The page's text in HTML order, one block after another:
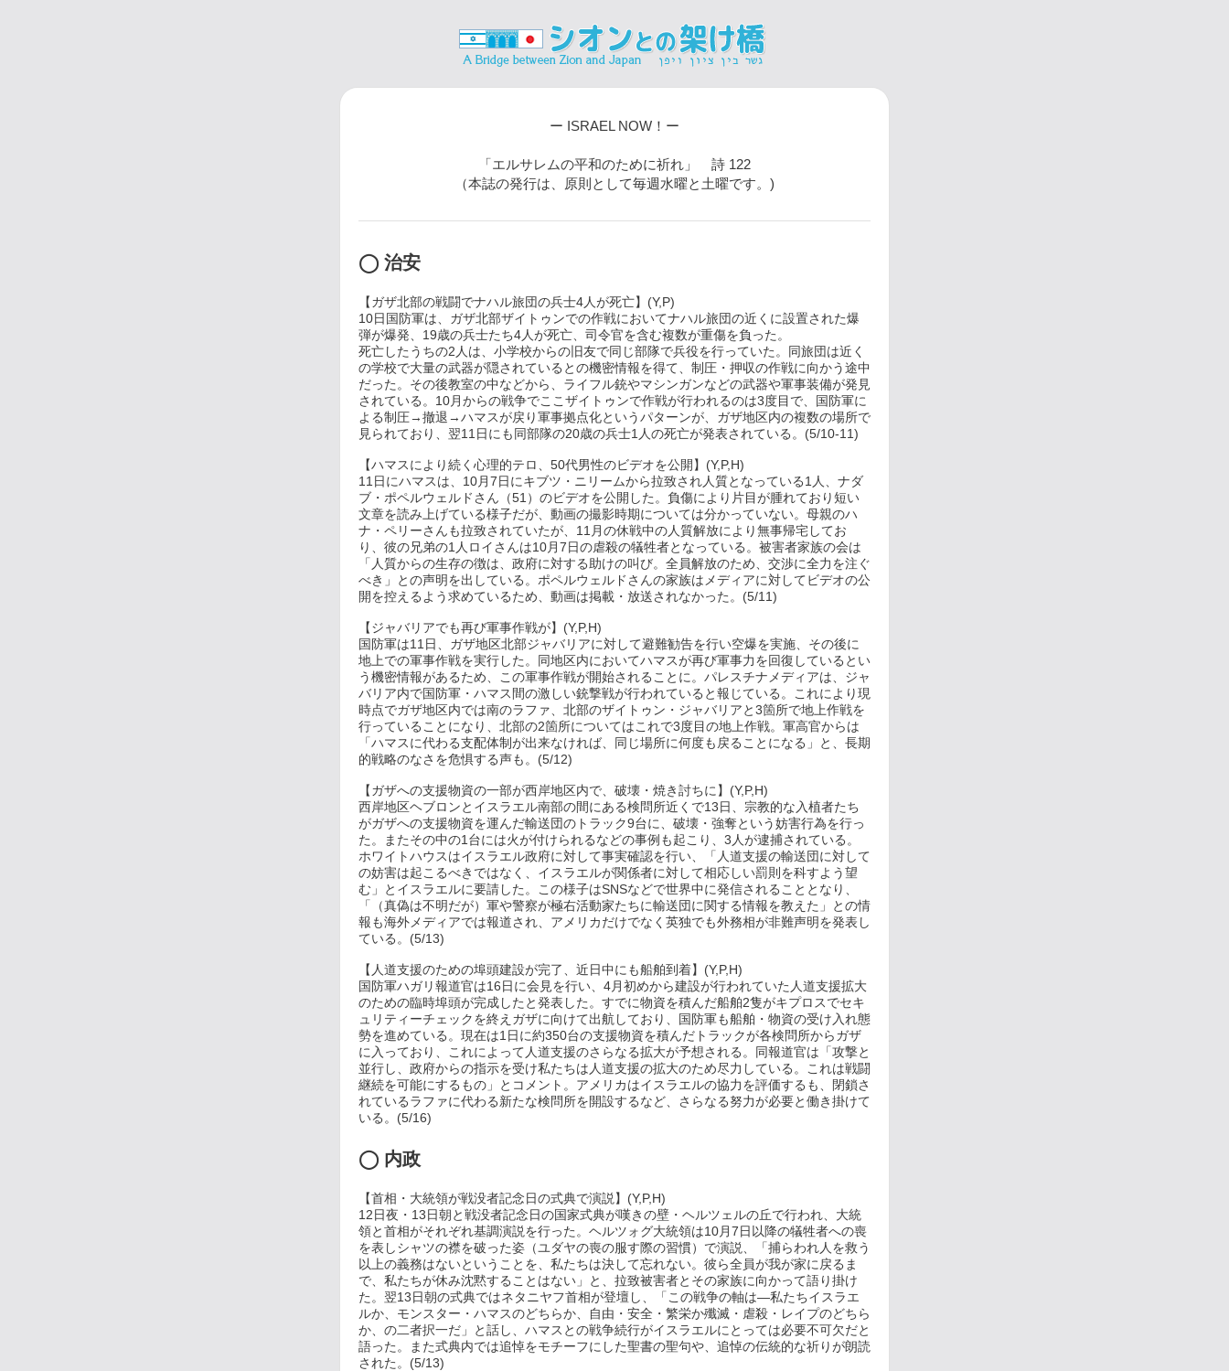
ー ISRAEL NOW！ー
「エルサレムの平和のために祈れ」 詩 122
（本誌の発行は、原則として毎週水曜と土曜です。)
◯ 治安
【ガザ北部の戦闘でナハル旅団の兵士4人が死亡】(Y,P)
10日国防軍は、ガザ北部ザイトゥンでの作戦においてナハル旅団の近くに設置された爆
弾が爆発、19歳の兵士たち4人が死亡、司令官を含む複数が重傷を負った。
死亡したうちの2人は、小学校からの旧友で同じ部隊で兵役を行っていた。同旅団は近く
の学校で大量の武器が隠されているとの機密情報を得て、制圧・押収の作戦に向かう途中
だった。その後教室の中などから、ライフル銃やマシンガンなどの武器や軍事装備が発見
されている。10月からの戦争でここザイトゥンで作戦が行われるのは3度目で、国防軍に
よる制圧→撤退→ハマスが戻り軍事拠点化というパターンが、ガザ地区内の複数の場所で
見られており、翌11日にも同部隊の20歳の兵士1人の死亡が発表されている。(5/10-11)
【ハマスにより続く心理的テロ、50代男性のビデオを公開】(Y,P,H)
11日にハマスは、10月7日にキブツ・ニリームから拉致され人質となっている1人、ナダ
ブ・ポペルウェルドさん（51）のビデオを公開した。負傷により片目が腫れており短い
文章を読み上げている様子だが、動画の撮影時期については分かっていない。母親のハ
ナ・ペリーさんも拉致されていたが、11月の休戦中の人質解放により無事帰宅してお
り、彼の兄弟の1人ロイさんは10月7日の虐殺の犠牲者となっている。被害者家族の会は
「人質からの生存の徴は、政府に対する助けの叫び。全員解放のため、交渉に全力を注ぐ
べき」との声明を出している。ポペルウェルドさんの家族はメディアに対してビデオの公
開を控えるよう求めているため、動画は掲載・放送されなかった。(5/11)
【ジャバリアでも再び軍事作戦が】(Y,P,H)
国防軍は11日、ガザ地区北部ジャバリアに対して避難勧告を行い空爆を実施、その後に
地上での軍事作戦を実行した。同地区内においてハマスが再び軍事力を回復しているとい
う機密情報があるため、この軍事作戦が開始されることに。パレスチナメディアは、ジャ
バリア内で国防軍・ハマス間の激しい銃撃戦が行われていると報じている。これにより現
時点でガザ地区内では南のラファ、北部のザイトゥン・ジャバリアと3箇所で地上作戦を
行っていることになり、北部の2箇所についてはこれで3度目の地上作戦。軍高官からは
「ハマスに代わる支配体制が出来なければ、同じ場所に何度も戻ることになる」と、長期
的戦略のなさを危惧する声も。(5/12)
【ガザへの支援物資の一部が西岸地区内で、破壊・焼き討ちに】(Y,P,H)
西岸地区ヘブロンとイスラエル南部の間にある検問所近くで13日、宗教的な入植者たち
がガザへの支援物資を運んだ輸送団のトラック9台に、破壊・強奪という妨害行為を行っ
た。またその中の1台には火が付けられるなどの事例も起こり、3人が逮捕されている。
ホワイトハウスはイスラエル政府に対して事実確認を行い、「人道支援の輸送団に対して
の妨害は起こるべきではなく、イスラエルが関係者に対して相応しい罰則を科すよう望
む」とイスラエルに要請した。この様子はSNSなどで世界中に発信されることとなり、
「（真偽は不明だが）軍や警察が極右活動家たちに輸送団に関する情報を教えた」との情
報も海外メディアでは報道され、アメリカだけでなく英独でも外務相が非難声明を発表し
ている。(5/13)
【人道支援のための埠頭建設が完了、近日中にも船舶到着】(Y,P,H)
国防軍ハガリ報道官は16日に会見を行い、4月初めから建設が行われていた人道支援拡大
のための臨時埠頭が完成したと発表した。すでに物資を積んだ船舶2隻がキプロスでセキ
ュリティーチェックを終えガザに向けて出航しており、国防軍も船舶・物資の受け入れ態
勢を進めている。現在は1日に約350台の支援物資を積んだトラックが各検問所からガザ
に入っており、これによって人道支援のさらなる拡大が予想される。同報道官は「攻撃と
並行し、政府からの指示を受け私たちは人道支援の拡大のため尽力している。これは戦闘
継続を可能にするもの」とコメント。アメリカはイスラエルの協力を評価するも、閉鎖さ
れているラファに代わる新たな検問所を開設するなど、さらなる努力が必要と働き掛けて
いる。(5/16)
◯ 内政
【首相・大統領が戦没者記念日の式典で演説】(Y,P,H)
12日夜・13日朝と戦没者記念日の国家式典が嘆きの壁・ヘルツェルの丘で行われ、大統
領と首相がそれぞれ基調演説を行った。ヘルツォグ大統領は10月7日以降の犠牲者への喪
を表しシャツの襟を破った姿（ユダヤの喪の服す際の習慣）で演説、「捕らわれ人を救う
以上の義務はないということを、私たちは決して忘れない。彼ら全員が我が家に戻るま
で、私たちが休み沈黙することはない」と、拉致被害者とその家族に向かって語り掛け
た。翌13日朝の式典ではネタニヤフ首相が登壇し、「この戦争の軸は―私たちイスラエ
ルか、モンスター・ハマスのどちらか、自由・安全・繁栄か殲滅・虐殺・レイプのどちら
か、の二者択一だ」と話し、ハマスとの戦争続行がイスラエルにとっては必要不可欠だと
語った。また式典内では追悼をモチーフにした聖書の聖句や、追悼の伝統的な祈りが朗読
された。(5/13)